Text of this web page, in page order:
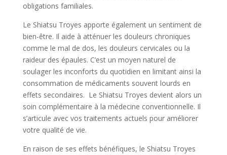
obligations familiales.
Le Shiatsu Troyes apporte également un sentiment de
bien-être. Il aide à atténuer les douleurs chroniques
comme le mal de dos, les douleurs cervicales ou la
raideur des épaules. C’est un moyen naturel de
soulager les inconforts du quotidien en limitant ainsi la
consommation de médicaments souvent lourds en
effets secondaires. Le Shiatsu Troyes devient alors un
soin complémentaire à la médecine conventionnelle. Il
s’articule avec vos traitements actuels pour améliorer
votre qualité de vie.
En raison de ses effets bénéfiques, le Shiatsu Troyes